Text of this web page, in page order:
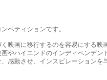
ペティションです。
映画に移行するのを容易にする
やハイエンドのインディペンデン
感動させ、インスピレーションを